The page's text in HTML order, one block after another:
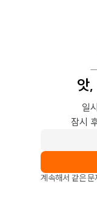
앗
일
잠시
계속해서 같은